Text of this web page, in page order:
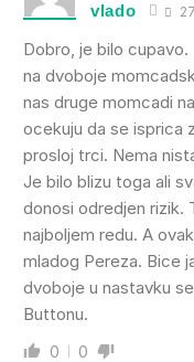
vlado
Dobro, je bilo
na dvoboje
nas druge momcadi
ocekuju da se isprica
prosloj trci. Nema
Je bilo blizu toga ali
donosi odredjen rizik.
najboljem redu. A
mladog Pereza. Bice
dvoboje u nastavku
Buttonu.
0 0